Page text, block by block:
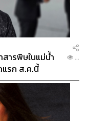
ารพิษในแม่น้ำ
แรก ส.ค.นี้
...